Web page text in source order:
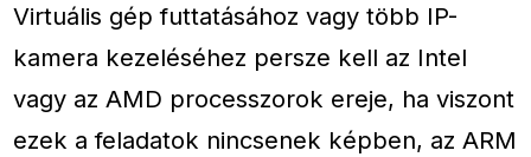
Virtuális gép futtatásához vagy több IP-
kamera kezeléséhez persze kell az Intel
vagy az AMD processzorok ereje, ha viszont
ezek a feladatok nincsenek képben, az ARM